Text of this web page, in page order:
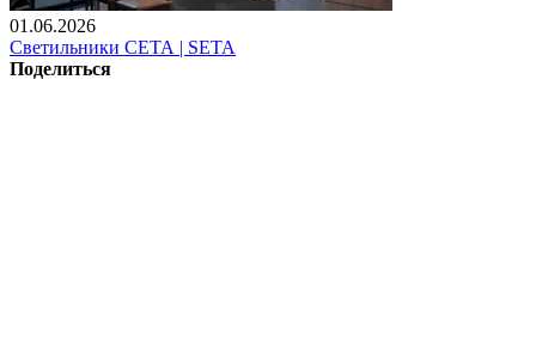
01.06.2026
Светильники СЕТА | SETA
Поделиться